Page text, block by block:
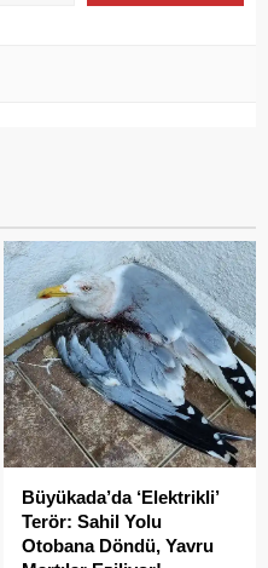
Büyükada’da ‘Elektrikli’
Terör: Sahil Yolu
Otobana Döndü, Yavru